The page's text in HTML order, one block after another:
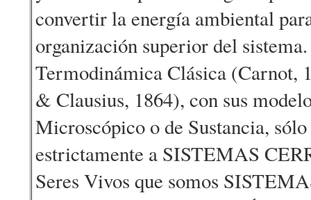
convertir la energía ambiental
organización superior del
Termodinámica Clásica (Carnot,
& Clausius, 1864), con sus
Microscópico o de Sustancia,
estrictamente a SISTEMAS
Seres Vivos que somos